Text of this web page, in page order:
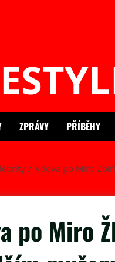
ZPRÁVY PŘÍBĚHY
Vdova po Miro
po Miro